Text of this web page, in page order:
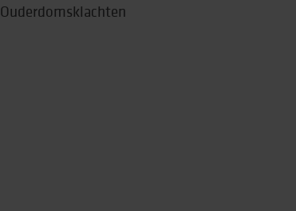
Ouderdomsklachten